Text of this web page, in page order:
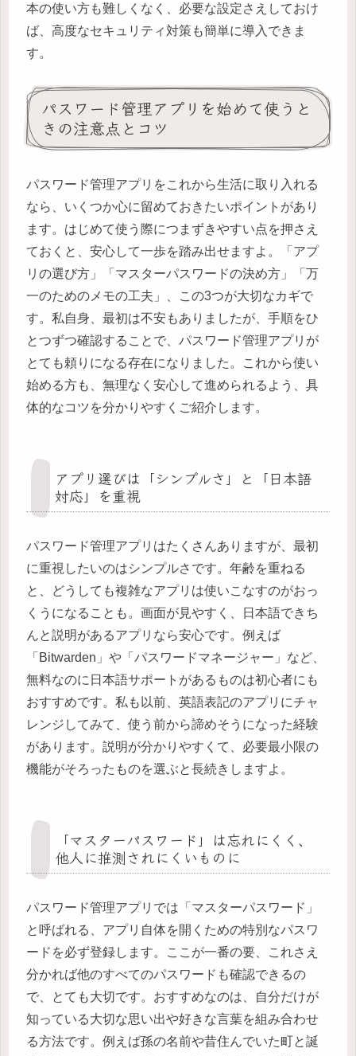
本の使い方も難しくなく、必要な設定さえしておけ
ば、高度なセキュリティ対策も簡単に導入できま
す。
パスワード管理アプリを始めて使うと
きの注意点とコツ
パスワード管理アプリをこれから生活に取り入れる
なら、いくつか心に留めておきたいポイントがあり
ます。はじめて使う際につまずきやすい点を押さえ
ておくと、安心して一歩を踏み出せますよ。「アプ
リの選び方」「マスターパスワードの決め方」「万
一のためのメモの工夫」、この3つが大切なカギで
す。私自身、最初は不安もありましたが、手順をひ
とつずつ確認することで、パスワード管理アプリが
とても頼りになる存在になりました。これから使い
始める方も、無理なく安心して進められるよう、具
体的なコツを分かりやすくご紹介します。
アプリ選びは「シンプルさ」と「日本語
対応」を重視
パスワード管理アプリはたくさんありますが、最初
に重視したいのはシンプルさです。年齢を重ねる
と、どうしても複雑なアプリは使いこなすのがおっ
くうになることも。画面が見やすく、日本語できち
んと説明があるアプリなら安心です。例えば
「Bitwarden」や「パスワードマネージャー」など、
無料なのに日本語サポートがあるものは初心者にも
おすすめです。私も以前、英語表記のアプリにチャ
レンジしてみて、使う前から諦めそうになった経験
があります。説明が分かりやすくて、必要最小限の
機能がそろったものを選ぶと長続きしますよ。
「マスターパスワード」は忘れにくく、
他人に推測されにくいものに
パスワード管理アプリでは「マスターパスワード」
と呼ばれる、アプリ自体を開くための特別なパスワ
ードを必ず登録します。ここが一番の要、これさえ
分かれば他のすべてのパスワードも確認できるの
で、とても大切です。おすすめなのは、自分だけが
知っている大切な思い出や好きな言葉を組み合わせ
る方法です。例えば孫の名前や昔住んでいた町と誕